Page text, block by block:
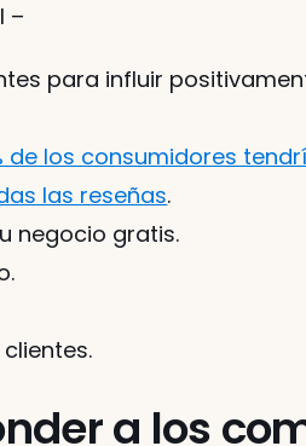
–
para influir
de los consumidores
las reseñas.
negocio gratis.
a los